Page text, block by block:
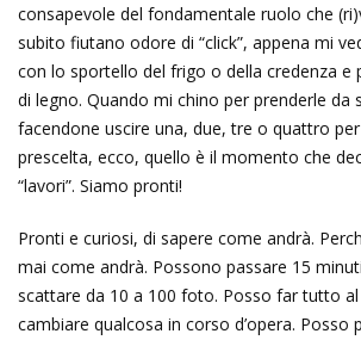
consapevole del fondamentale ruolo che
subito fiutano odore di “click”, appena mi
con lo sportello del frigo o della credenza e
di legno. Quando mi chino per prenderle da
facendone uscire una, due, tre o quattro
prescelta, ecco, quello è il momento che
“lavori”. Siamo pronti!
Pronti e curiosi, di sapere come andrà.
mai come andrà. Possono passare 15
scattare da 10 a 100 foto. Posso far tutto
cambiare qualcosa in corso d’opera. Posso